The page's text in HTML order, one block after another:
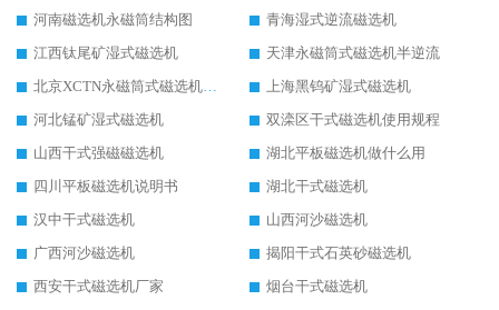
河南磁选机永磁筒结构图
青海湿式逆流磁选机
江西钛尾矿湿式磁选机
天津永磁筒式磁选机半逆流
北京XCTN永磁筒式磁选机磁块位置
上海黑钨矿湿式磁选机
河北锰矿湿式磁选机
双滦区干式磁选机使用规程
山西干式强磁磁选机
湖北平板磁选机做什么用
四川平板磁选机说明书
湖北干式磁选机
汉中干式磁选机
山西河沙磁选机
广西河沙磁选机
揭阳干式石英砂磁选机
西安干式磁选机厂家
烟台干式磁选机